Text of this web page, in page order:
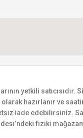
yetkili satıcısıdır.
hazırlanır ve
iade edebilirsiniz.
fiziki